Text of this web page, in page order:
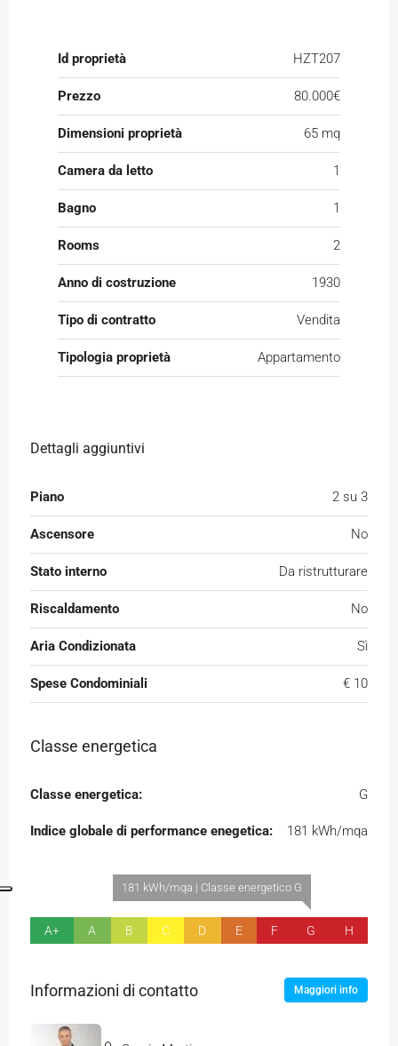
Id proprietà HZT207
Prezzo 80.000€
Dimensioni proprietà 65 mq
Camera da letto 1
Bagno 1
Rooms 2
Anno di costruzione 1930
Tipo di contratto Vendita
Tipologia proprietà Appartamento
Dettagli aggiuntivi
Piano 2 su 3
Ascensore No
Stato interno Da ristrutturare
Riscaldamento No
Aria Condizionata Sì
Spese Condominiali € 10
Classe energetica
Classe energetica: G
Indice globale di performance enegetica: 181 kWh/mqa
A+ A B C D E F
181 kWh/mqa | Classe energetico G
G H
Informazioni di contatto Maggiori info